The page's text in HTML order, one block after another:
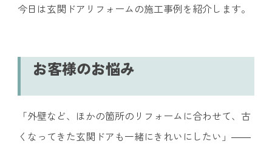
今日は玄関ドアリフォームの施工事例を紹介します。
お客様のお悩み
「外壁など、ほかの箇所のリフォームに合わせて、古
くなってきた玄関ドアも一緒にきれいにしたい」――